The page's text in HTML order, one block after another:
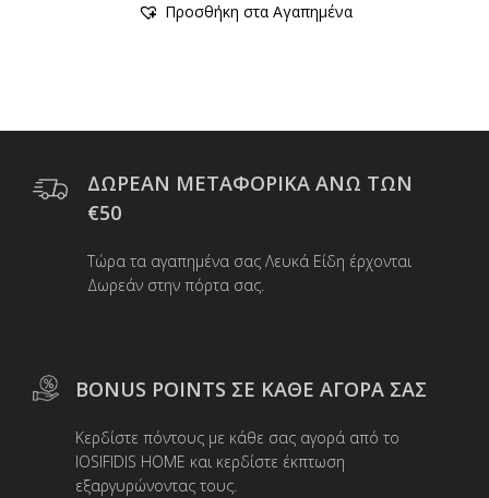
Προσθήκη στα Αγαπημένα
ΔΩΡΕΑΝ ΜΕΤΑΦΟΡΙΚΑ ΑΝΩ ΤΩΝ
€50
Τώρα τα αγαπημένα σας Λευκά Είδη έρχονται
Δωρεάν στην πόρτα σας.
BONUS POINTS ΣΕ ΚΑΘΕ ΑΓΟΡΑ ΣΑΣ
Κερδίστε πόντους με κάθε σας αγορά από το
IOSIFIDIS HOME και κερδίστε έκπτωση
εξαργυρώνοντας τους.